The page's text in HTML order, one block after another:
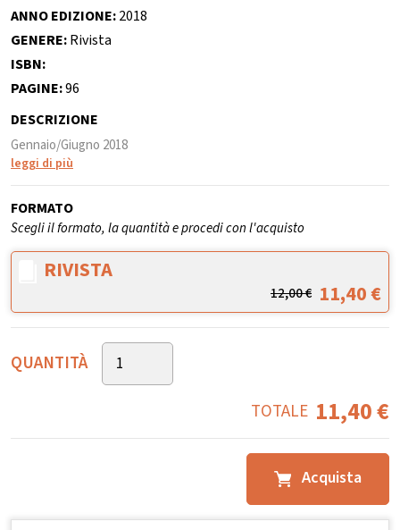
ANNO EDIZIONE:2018
GENERE:Rivista
ISBN:
PAGINE:96
DESCRIZIONE
Gennaio/Giugno 2018
leggi di più
FORMATO
Scegli il formato, la quantità e procedi con l'acquisto
RIVISTA
12,00€ 11,40€
QUANTITÀ
TOTALE 11,40€
Acquista